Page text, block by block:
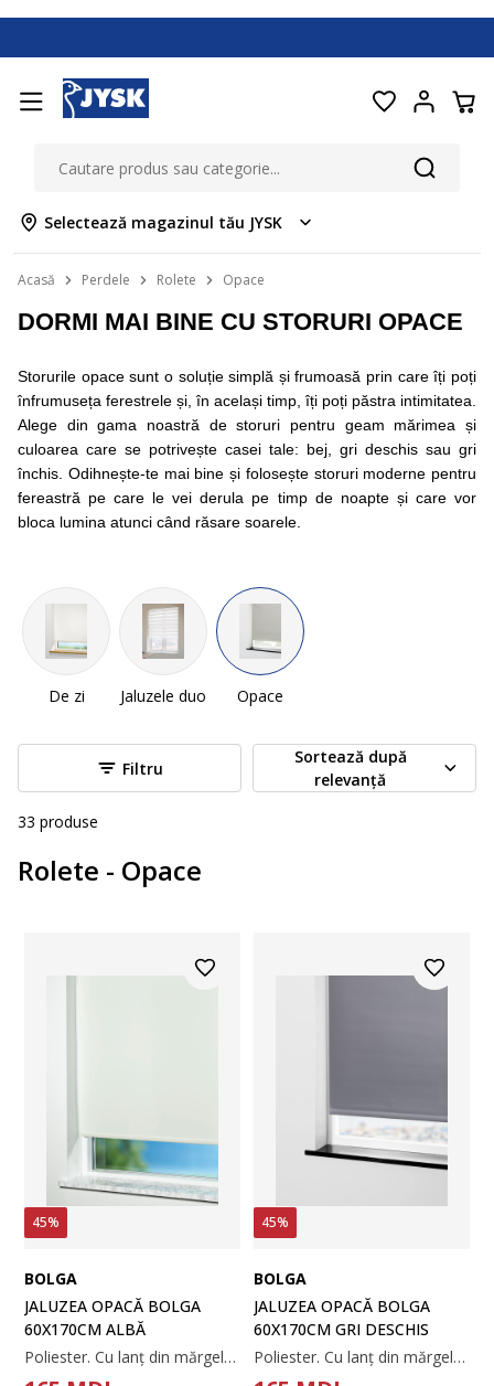
Selectează magazinul tău JYSK
Acasă Perdele Rolete Opace
DORMI MAI BINE CU STORURI OPACE
Storurile opace sunt o soluție simplă și frumoasă prin care îți poți
înfrumuseța ferestrele și, în același timp, îți poți păstra intimitatea.
Alege din gama noastră de storuri pentru geam mărimea și
culoarea care se potrivește casei tale: bej, gri deschis sau gri
închis. Odihnește-te mai bine și folosește storuri moderne pentru
fereastră pe care le vei derula pe timp de noapte și care vor
bloca lumina atunci când răsare soarele.
De zi Jaluzele duo Opace
Filtru
Sortează după
relevanță
33 produse
Rolete - Opace
45%
BOLGA
JALUZEA OPACĂ BOLGA
60X170CM ALBĂ
Poliester. Cu lanț din mărgele. Lățimea poate fi ajustată. 60x170 cm
45%
BOLGA
JALUZEA OPACĂ BOLGA
60X170CM GRI DESCHIS
Poliester. Cu lanț din mărgele. Lățimea poate fi ajustată. 60x170 cm